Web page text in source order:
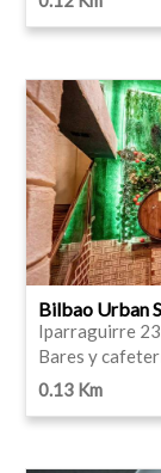
Bilbao Urban
Iparraguirre
Bares y
0.13 Km